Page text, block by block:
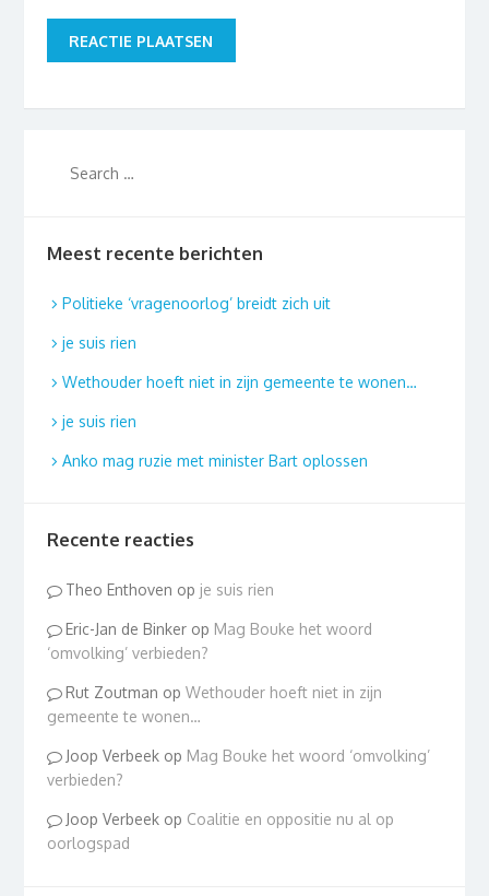
Meest recente berichten
Politieke ‘vragenoorlog’ breidt zich uit
je suis rien
Wethouder hoeft niet in zijn gemeente te wonen…
je suis rien
Anko mag ruzie met minister Bart oplossen
Recente reacties
Theo Enthoven op je suis rien
Eric-Jan de Binker op Mag Bouke het woord
‘omvolking’ verbieden?
Rut Zoutman opWethouder hoeft niet in zijn
gemeente te wonen…
Joop Verbeek op Mag Bouke het woord ‘omvolking’
verbieden?
Joop Verbeek op Coalitie en oppositie nu al op
oorlogspad